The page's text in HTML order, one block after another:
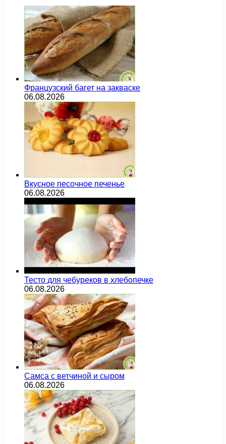
Французский багет на закваске
06.08.2026
Вкусное песочное печенье
06.08.2026
Тесто для чебуреков в хлебопечке
06.08.2026
Самса с ветчиной и сыром
06.08.2026